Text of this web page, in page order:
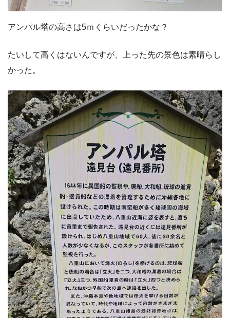
アンパル塔の高さは5ｍくらいだったかな？
たいして高くはないんですが、上った先の景色は素晴らし
かった。